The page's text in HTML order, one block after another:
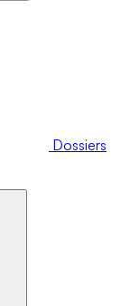
Dossiers